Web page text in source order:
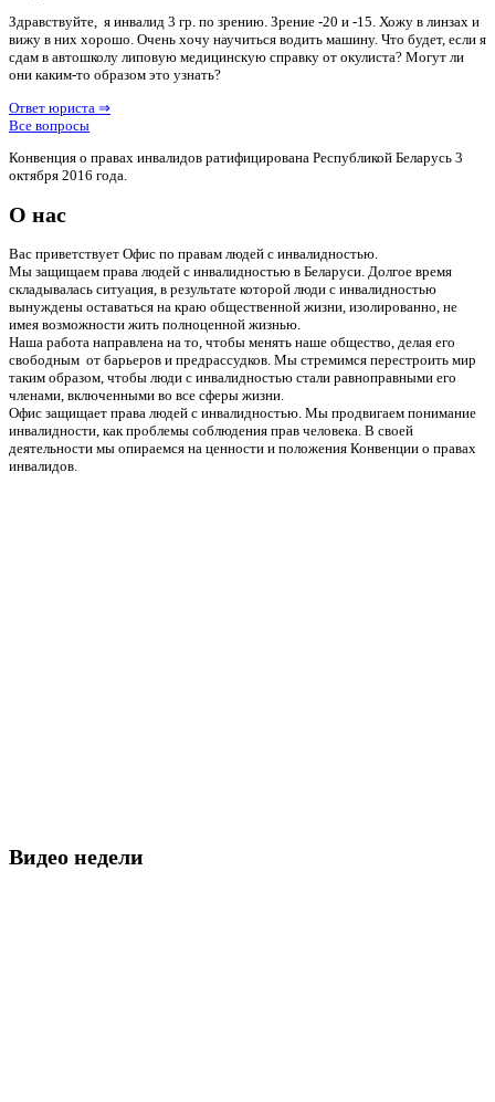
Здравствуйте, я инвалид 3 гр. по зрению. Зрение -20 и -15. Хожу в линзах и
вижу в них хорошо. Очень хочу научиться водить машину. Что будет, если я
сдам в автошколу липовую медицинскую справку от окулиста? Могут ли
они каким-то образом это узнать?
Ответ юриста ⇒
Все вопросы
Конвенция о правах инвалидов ратифицирована Республикой Беларусь 3
октября 2016 года.
О нас
Вас приветствует Офис по правам людей с инвалидностью.
Мы защищаем права людей с инвалидностью в Беларуси. Долгое время
складывалась ситуация, в результате которой люди с инвалидностью
вынуждены оставаться на краю общественной жизни, изолированно, не
имея возможности жить полноценной жизнью.
Наша работа направлена на то, чтобы менять наше общество, делая его
свободным от барьеров и предрассудков. Мы стремимся перестроить мир
таким образом, чтобы люди с инвалидностью стали равноправными его
членами, включенными во все сферы жизни.
Офис защищает права людей с инвалидностью. Мы продвигаем понимание
инвалидности, как проблемы соблюдения прав человека. В своей
деятельности мы опираемся на ценности и положения Конвенции о правах
инвалидов.
Видео недели